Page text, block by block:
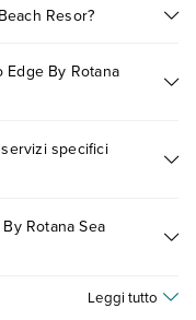
Resor?
tv satellitare,
wi-fi in aree
"
Info e
By Rotana
Scoprile tutte nella
specifici
piscina con zona per
Rotana Sea
dell'hotel, ecc).
Leggi tutto